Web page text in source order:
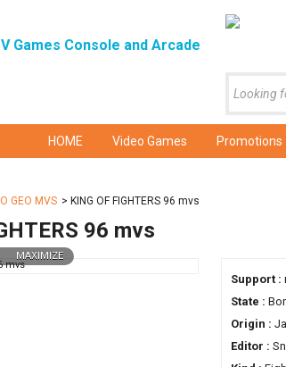
Games Console and Arcade
HOME Video Games Promotions
GEO MVS > KING OF FIGHTERS 96 mvs
96 mvs
MAXIMIZE
Support :
State :
Origin :
Editor :